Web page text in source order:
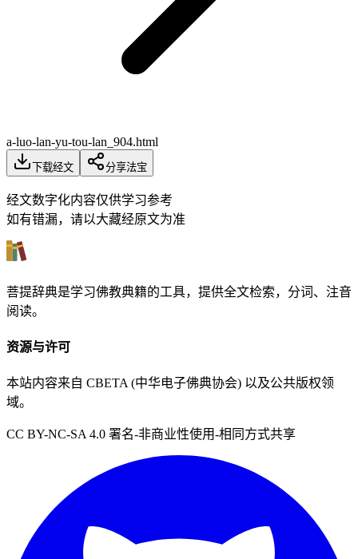
a-luo-lan-yu-tou-lan_904.html
下载经文 分享法宝
经文数字化内容仅供学习参考
如有错漏，请以大藏经原文为准
菩提辞典是学习佛教典籍的工具，提供全文检索，分词、注音
阅读。
资源与许可
本站内容来自 CBETA (中华电子佛典协会) 以及公共版权领
域。
CC BY-NC-SA 4.0 署名-非商业性使用-相同方式共享